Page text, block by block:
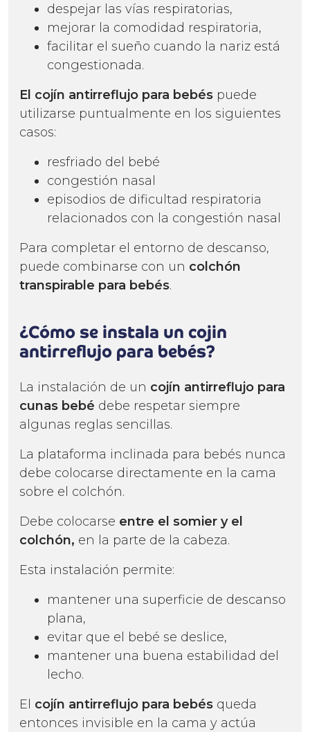
despejar las vías respiratorias,
mejorar la comodidad respiratoria,
facilitar el sueño cuando la nariz está
congestionada.
El cojín antirreflujo para bebés puede
utilizarse puntualmente en los siguientes
casos:
resfriado del bebé
congestión nasal
episodios de dificultad respiratoria
relacionados con la congestión nasal
Para completar el entorno de descanso,
puede combinarse con un colchón
transpirable para bebés.
¿Cómo se instala un cojin
antirreflujo para bebés?
La instalación de un cojín antirreflujo para
cunas bebé debe respetar siempre
algunas reglas sencillas.
La plataforma inclinada para bebés nunca
debe colocarse directamente en la cama
sobre el colchón.
Debe colocarse entre el somier y el
colchón, en la parte de la cabeza.
Esta instalación permite:
mantener una superficie de descanso
plana,
evitar que el bebé se deslice,
mantener una buena estabilidad del
lecho.
El cojín antirreflujo para bebés queda
entonces invisible en la cama y actúa